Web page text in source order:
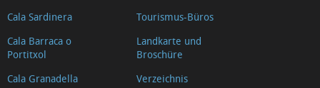
Cala Sardinera
Cala Barraca o
Portitxol
Cala Granadella
Tourismus-Büros
Landkarte und
Broschüre
Verzeichnis